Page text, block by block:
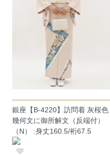
銀座【B-4220】訪問着 灰桜色
幾何文に御所解文（反端付）
（N） :身丈160.5/裄67.5